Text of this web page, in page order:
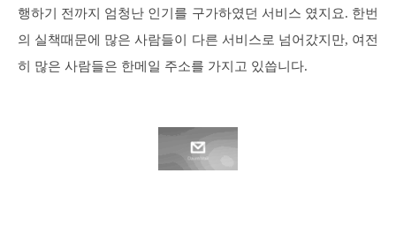
행하기 전까지 엄청난 인기를 구가하였던 서비스 였지요. 한번
의 실책때문에 많은 사람들이 다른 서비스로 넘어갔지만, 여전
히 많은 사람들은 한메일 주소를 가지고 있씁니다.